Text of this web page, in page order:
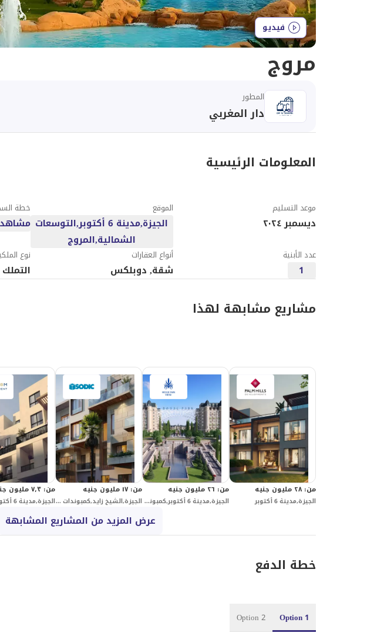
فيديو
مروج
المطور
دار المغربي
المعلومات الرئيسية
موعد التسليم
ديسمبر ٢٠٢٤
الموقع
الجيزة,مدينة 6 أكتوبر,التوسعات
الشمالية,المروج
خطة
مشاهدة 2 خطط الدفع
عدد الأبنية
1
أنواع العقارات
شقة, دوبلكس
نوع
التملك
مشاريع مشابهة لهذا
من:٢٨ مليون جنيه
الجيزة,مدينة 6 أكتوبر
من: ٢٦ مليون جنيه
الجيزة,مدينة 6 أكتوبر,كمبوندات 6 أكتوبر,ماونتن فيو أي سيتي أكتوبر
من:١٧ مليون جنيه
الجيزة,الشيخ زايد,كمبوندات الشيخ زايد,الجريا
من:٧٫٣ مليون جنيه
الجيزة,مدينة 6 أكتوبر
عرض المزيد من المشاريع المشابهة
خطة الدفع
Option 1
Option 2